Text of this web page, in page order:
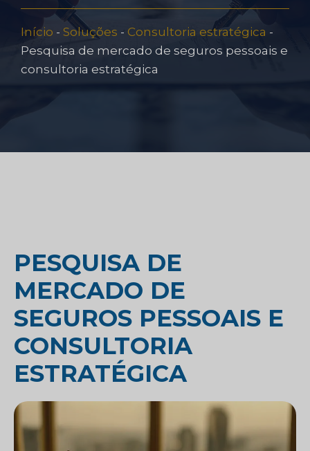
Início - Soluções - Consultoria estratégica -
Pesquisa de mercado de seguros pessoais e
consultoria estratégica
PESQUISA DE
MERCADO DE
SEGUROS PESSOAIS E
CONSULTORIA
ESTRATÉGICA